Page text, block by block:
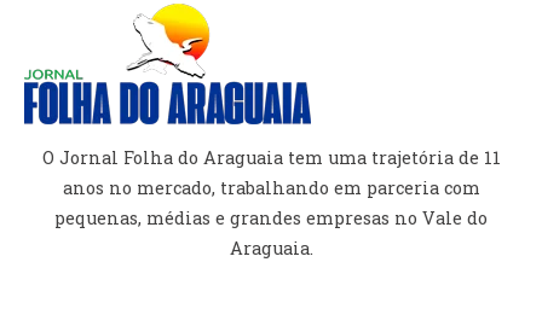
O Jornal Folha do Araguaia tem uma trajetória de 11
anos no mercado, trabalhando em parceria com
pequenas, médias e grandes empresas no Vale do
Araguaia.